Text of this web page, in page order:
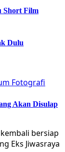
Short Film
Dulu
Akan Disulap
bersiap
Eks Jiwasraya